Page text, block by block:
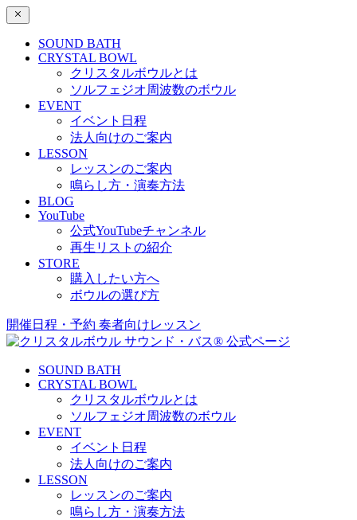
SOUND BATH
CRYSTAL BOWL
クリスタルボウルとは
ソルフェジオ周波数のボウル
EVENT
イベント日程
法人向けのご案内
LESSON
レッスンのご案内
鳴らし方・演奏方法
BLOG
YouTube
公式YouTubeチャンネル
再生リストの紹介
STORE
購入したい方へ
ボウルの選び方
開催日程・予約 奏者向けレッスン
SOUND BATH
CRYSTAL BOWL
クリスタルボウルとは
ソルフェジオ周波数のボウル
EVENT
イベント日程
法人向けのご案内
LESSON
レッスンのご案内
鳴らし方・演奏方法